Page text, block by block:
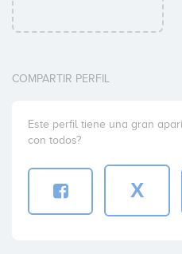
COMPARTIR PERFIL
Este perfil tiene una gran
con todos?
X